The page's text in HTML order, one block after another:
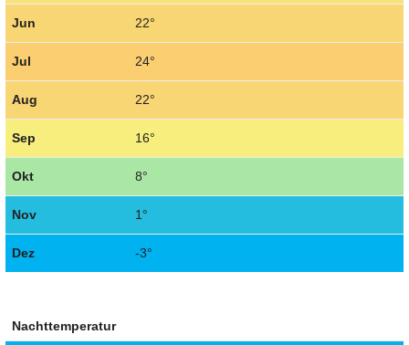
Jun 22°
Jul 24°
Aug 22°
Sep 16°
Okt 8°
Nov 1°
Dez -3°
Nachttemperatur